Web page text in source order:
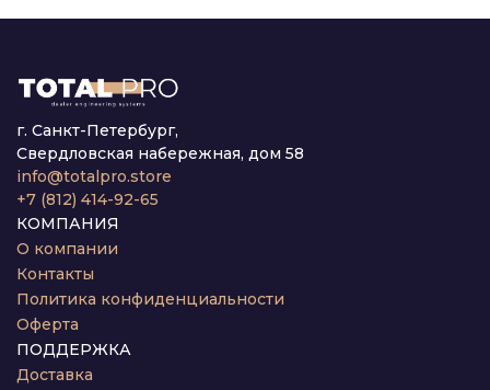
г. Санкт-Петербург,
Свердловская набережная, дом 58
info@totalpro.store
+7 (812) 414-92-65
КОМПАНИЯ
О компании
Контакты
Политика конфиденциальности
Оферта
ПОДДЕРЖКА
Доставка